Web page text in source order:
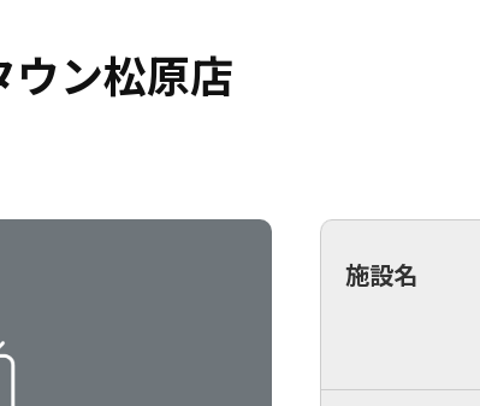
ウン松原店
施設名